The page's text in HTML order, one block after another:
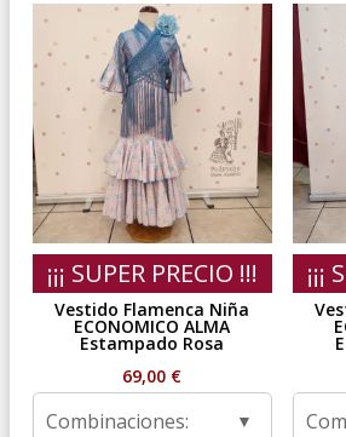
¡¡¡ SUPER PRECIO !!!
Vestido Flamenca Niña
ECONOMICO ALMA
Estampado Rosa
69,00 €
Combinaciones: